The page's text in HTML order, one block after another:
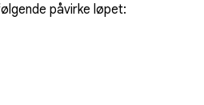
påvirke løpet: